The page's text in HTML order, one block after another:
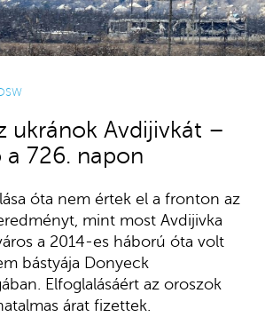
ukránok Avdijivkát –
a 726. napon
óta nem értek el a fronton az
mint most Avdijivka
a 2014-es háború óta volt
bástyája Donyeck
Elfoglalásáért az oroszok
árat fizettek.